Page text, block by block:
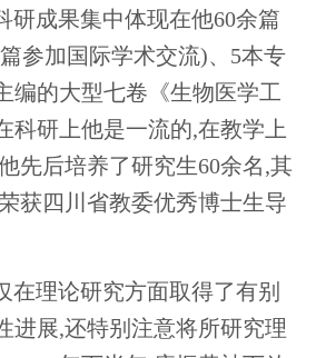
研成果集中体现在他60余篇
参加国际学术交流)、5本专
编的大型七卷《生物医学工
科研上他是一流的,在教学上
先后培养了研究生60余名,其
获四川省教委优秀博士生导
在理论研究方面取得了有别
进展,还特别注意将所研究理